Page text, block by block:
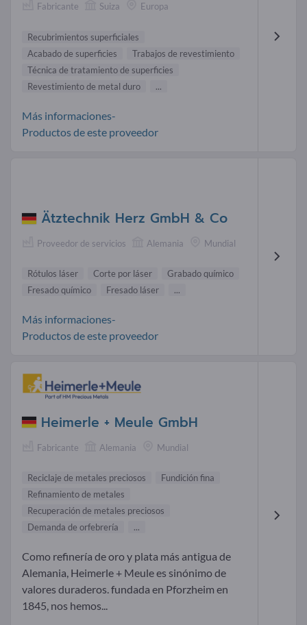
Fabricante Suiza Europa
Recubrimientos superficiales
Acabado de superficies
Trabajos de revestimiento
Técnica de tratamiento de superficies
Revestimiento de metal duro
...
Más informaciones-
Productos de este proveedor
Ätztechnik Herz GmbH & Co
Proveedor de servicios Alemania Mundial
Rótulos láser Corte por láser
Grabado químico
Fresado químico
Fresado láser ...
Más informaciones-
Productos de este proveedor
Heimerle + Meule GmbH
Fabricante Alemania Mundial
Reciclaje de metales preciosos
Fundición fina
Refinamiento de metales
Recuperación de metales preciosos
Demanda de orfebrería
...
Como refinería de oro y plata más antigua de
Alemania, Heimerle + Meule es sinónimo de
valores duraderos. fundada en Pforzheim en
1845, nos hemos...